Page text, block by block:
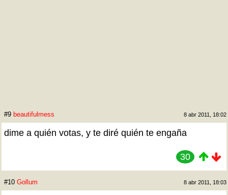
#9 beautifulmess 8 abr 2011, 18:02
dime a quién votas, y te diré quién te engaña
30
#10 Gollum 8 abr 2011, 18:03